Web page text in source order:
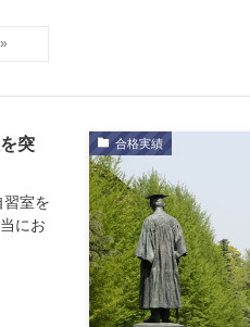
合格実績
突
室を
にお